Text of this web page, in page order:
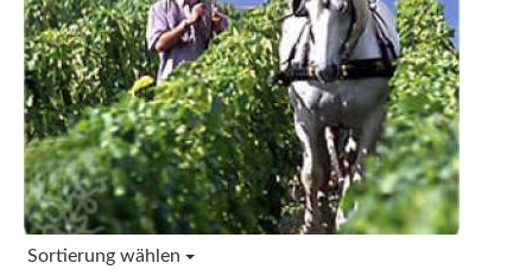
Sortierung wählen